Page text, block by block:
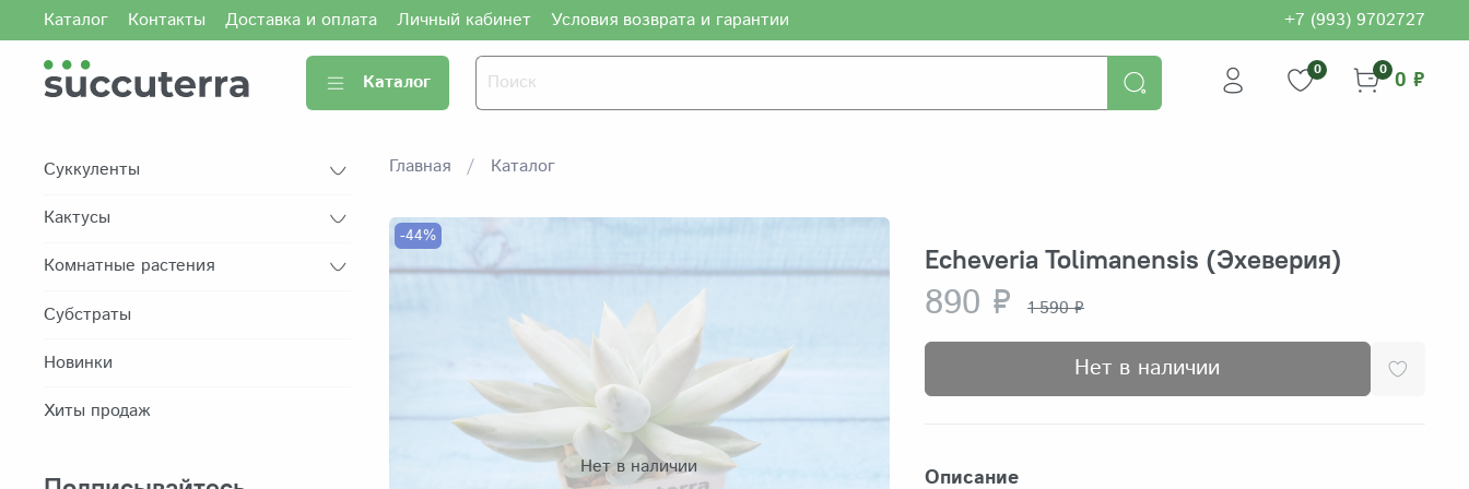
Каталог Контакты Доставка и оплата Личный кабинет Условия возврата и гарантии +7 (993) 9702727
Каталог
0 0 0 ₽
Главная Каталог
Нет в наличии
-44%
Echeveria Tolimanensis (Эхеверия)
890 ₽ 1 590 ₽
Нет в наличии
Описание
Суккуленты
Кактусы
Комнатные растения
Субстраты
Новинки
Хиты продаж